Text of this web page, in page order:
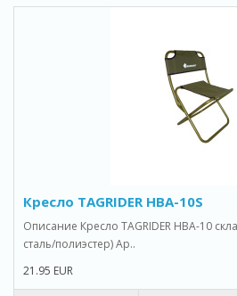
Кресло TAGRIDER HBA-10S
Описание Кресло TAGRIDER HBA-10
сталь/полиэстер) Ар..
21.95 EUR